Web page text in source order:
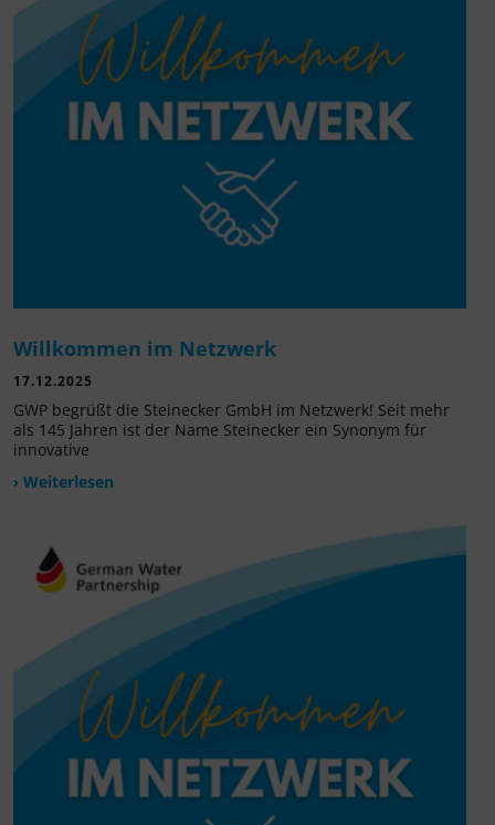
Willkommen im Netzwerk
17.12.2025
GWP begrüßt die Steinecker GmbH im Netzwerk! Seit mehr
als 145 Jahren ist der Name Steinecker ein Synonym für
innovative
› Weiterlesen